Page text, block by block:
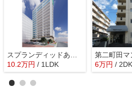
10.2万円 / 1LDK
第二町田マ
6万円 / 2DK